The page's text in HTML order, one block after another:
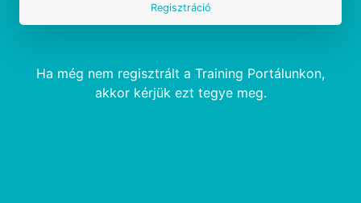
Regisztráció
Ha még nem regisztrált a Training Portálunkon,
akkor kérjük ezt tegye meg.